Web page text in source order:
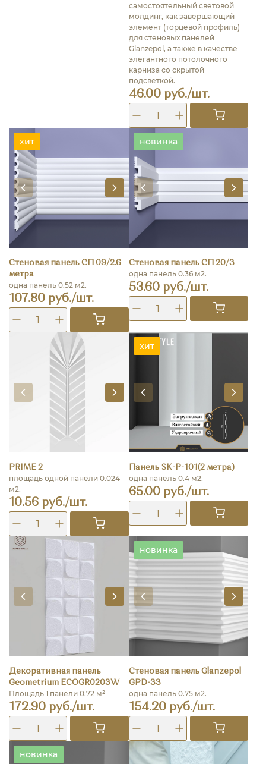
самостоятельный световой
молдинг, как завершающий
элемент (торцевой профиль)
для стеновых панелей
Glanzepol, а также в качестве
элегантного потолочного
карниза со скрытой
подсветкой.
46.00 руб./шт.
хит
Стеновая панель СП 09/2.6
метра
одна панель 0.52 м2.
107.80 руб./шт.
новинка
Стеновая панель СП 20/3
одна панель 0.36 м2.
53.60 руб./шт.
PRIME 2
площадь одной панели 0.024
м2.
10.56 руб./шт.
хит
Панель SK-P-101(2 метра)
одна панель 0.4 м2.
65.00 руб./шт.
Декоративная панель
Geometrium ECOGR0203W
Площадь 1 панели 0.72 м²
172.90 руб./шт.
новинка
Стеновая панель Glanzepol
GPD-33
одна панель 0.75 м2.
154.20 руб./шт.
новинка